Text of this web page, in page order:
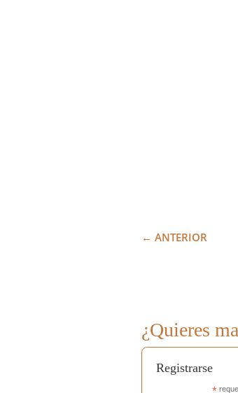
← ANTERIOR
¿Quieres
Registrarse